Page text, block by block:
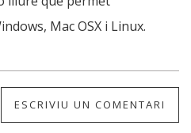
Mac OSX i Linux.
ESCRIVIU UN COMENTARI